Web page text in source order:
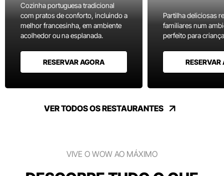
Cozinha portuguesa tradicional
com pratos de conforto, incluindo a
melhor francesinha, em ambiente
acolhedor ou na esplanada.
RESERVAR AGORA
Partilha deliciosas
familiares num
perfeito para
RESERVAR
VER TODOS OS RESTAURANTES
VIVE O WOW AO MÁXIMO